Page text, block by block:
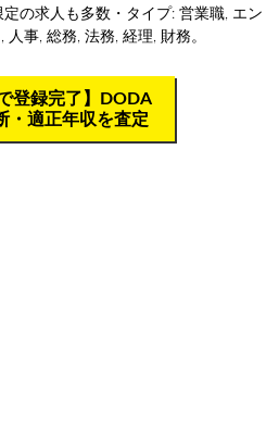
の求人も多数・タイプ: 営業職, エン
事, 総務, 法務, 経理, 財務。
登録完了】DODA
・適正年収を査定